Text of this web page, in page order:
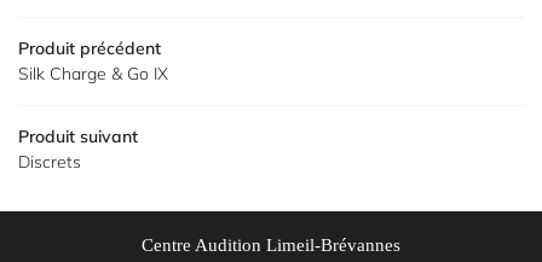
Produit précédent
Silk Charge & Go IX
Produit suivant
Discrets
Centre Audition Limeil-Brévannes